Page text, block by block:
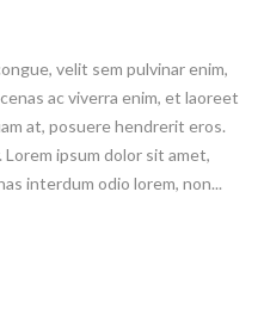
velit sem pulvinar enim,
ac viverra enim, et laoreet
at, posuere hendrerit eros.
ipsum dolor sit amet,
interdum odio lorem, non...